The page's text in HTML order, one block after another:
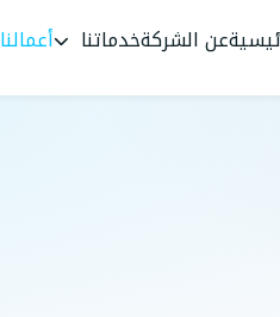
عن الشركةخدماتنا أعمالنا